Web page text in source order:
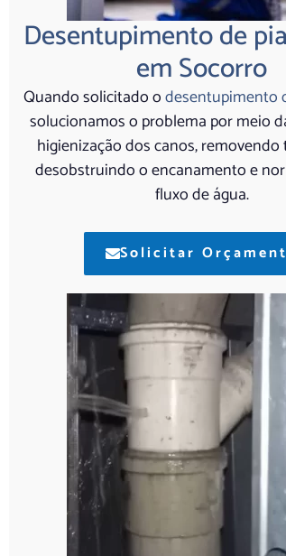
Desentupimento de
em Socorro
Quando solicitado odesentupimento
solucionamos o problema por meio
higienização dos canos,
desobstruindo o encanamento e
fluxo de água.
Solicitar